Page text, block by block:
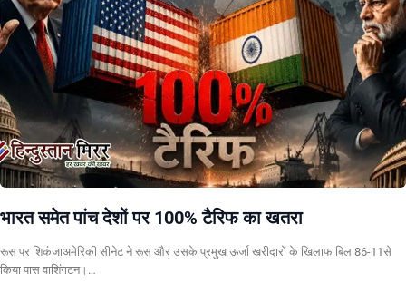
भारत समेत पांच देशों पर 100% टैरिफ का खतरा
रूस पर शिकंजाअमेरिकी सीनेट ने रूस और उसके प्रमुख ऊर्जा खरीदारों के खिलाफ बिल 86-11से
किया पास वाशिंगटन।…